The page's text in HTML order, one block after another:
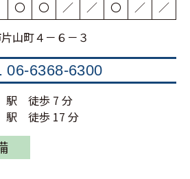
〇 〇 ／ ／ 〇 ／
／
山町４－６－３
06-6368-6300
駅 徒歩 7 分
駅 徒歩 17 分